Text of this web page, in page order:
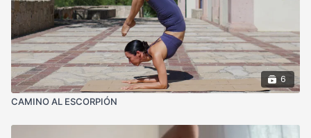
6
CAMINO AL ESCORPIÓN